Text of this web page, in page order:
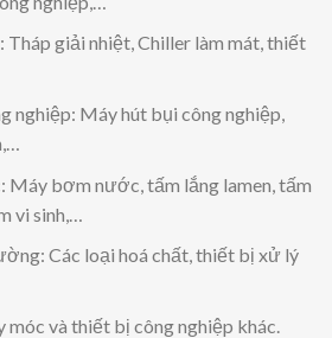
Tháp giải nhiệt, Chiller làm mát, thiết
nghiệp: Máy hút bụi công nghiệp,
bơm nước, tấm lắng lamen, tấm
vi sinh,…
Các loại hoá chất, thiết bị xử lý
và thiết bị công nghiệp khác.